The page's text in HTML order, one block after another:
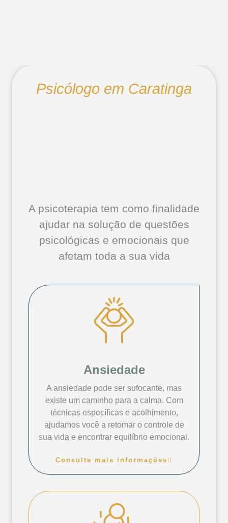
Psicólogo em Caratinga
A psicoterapia tem como finalidade
ajudar na solução de questões
psicológicas e emocionais que
afetam toda a sua vida
Ansiedade
A ansiedade pode ser sufocante, mas
existe um caminho para a calma. Com
técnicas específicas e acolhimento,
ajudamos você a retomar o controle de
sua vida e encontrar equilíbrio emocional.
Consulte mais informações